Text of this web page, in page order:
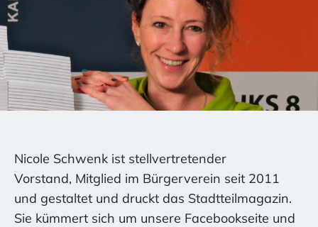
Nicole Schwenk ist stellvertretender
Vorstand, Mitglied im Bürgerverein seit 2011
und gestaltet und druckt das Stadtteilmagazin.
Sie kümmert sich um unsere Facebookseite und